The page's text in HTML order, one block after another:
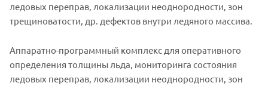
ледовых переправ, локализации неоднородности, зон
трещиноватости, др. дефектов внутри ледяного массива.
Аппаратно-программный комплекс для оперативного
определения толщины льда, мониторинга состояния
ледовых переправ, локализации неоднородности, зон